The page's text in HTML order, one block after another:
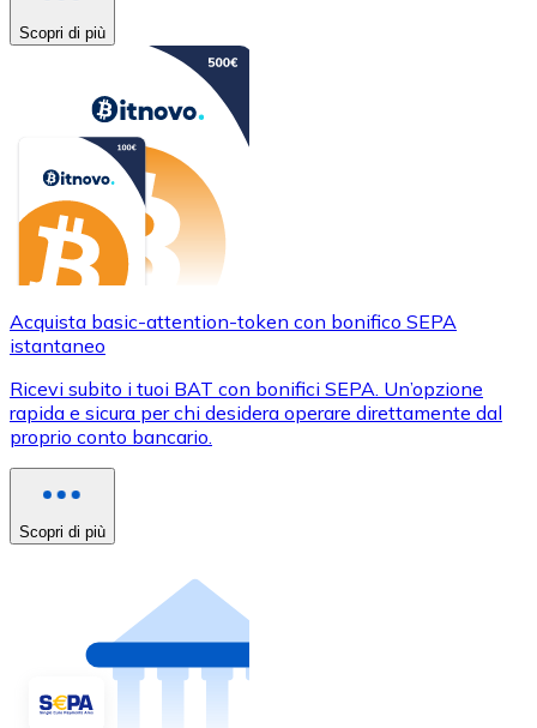
Scopri di più
Acquista basic-attention-token con bonifico SEPA
istantaneo
Ricevi subito i tuoi BAT con bonifici SEPA. Un’opzione
rapida e sicura per chi desidera operare direttamente dal
proprio conto bancario.
Scopri di più